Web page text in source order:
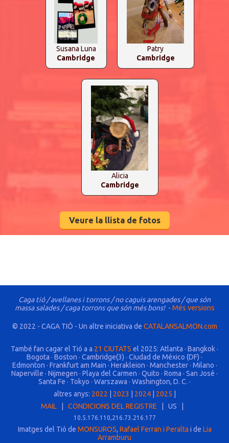
Susana Luna
Cambridge
Patry
Cambridge
Alicia
Cambridge
Veure la llista de fotos
Caga tió / avellanes i torrons / no caguis arengades / que són
massa salades / caga torrons que són més bons!- Més versions
© 2022 - CAGA TIÓ - Un altre iniciativa de CATALANSALMON.com
També fan cagar el Tió a a 21 CIUTATS el 2025: Atlanta · Bangkok ·
Bogota · Boston · Cambridge(3) · Ciudad de México (DF) ·
Edmonton · Frankfurt am Main · Herakleion · Manchester · Milano ·
Naperville · Nijmegen · Playa del Carmen · Quito · Roma · San José ·
Santa Fe · Tokyo · Warszawa · Washington, D. C. ·
altres anys: 2022 2023 2024| 2025
MAIL
CONDICIONS DEL REGISTRE | US |
10.5.176.110,216.73.216.177
Imatges del Tió de MONSUROS, Rafael Ferran i Peralta i de Lia
Arramburu